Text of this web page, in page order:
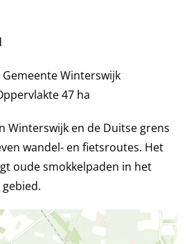
Winterswijk
47 ha
Winterswijk en de Duitse grens
wandel- en fietsroutes. Het
oude smokkelpaden in het